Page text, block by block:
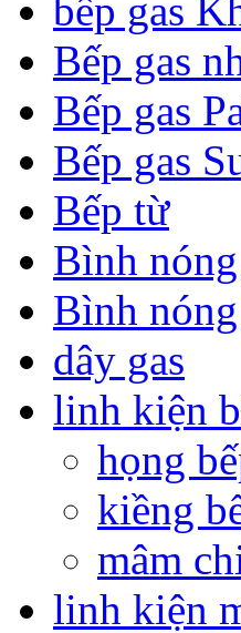
bếp gas
Bếp gas
Bếp gas
Bếp gas
Bếp từ
Bình
Bình
dây gas
linh kiện
họng
kiềng
mâm
linh kiện